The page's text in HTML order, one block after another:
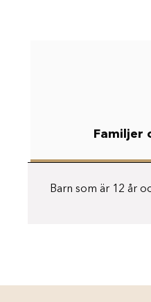
Familjer
Barn som är 12 år